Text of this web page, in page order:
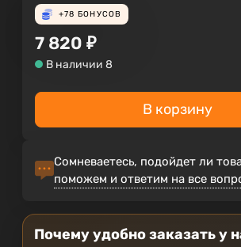
+78 БОНУСОВ
7 820 ₽
В наличии 8
В корзину
Сомневаетесь, подойдет ли
поможем и ответим на все
Почему удобно заказать у